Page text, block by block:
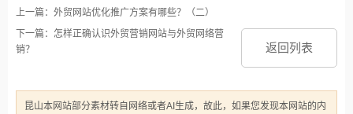
上一篇：外贸网站优化推广方案有哪些？（二）
下一篇：怎样正确认识外贸营销网站与外贸网络营
销？
返回列表
昆山本网站部分素材转自网络或者AI生成，故此，如果您发现本网站的内